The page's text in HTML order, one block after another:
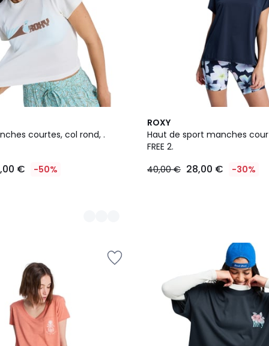
courtes, col rond, .
€ -50%
ROXY
Haut de sport manches
FREE 2.
40,00 € 28,00 € -30%
2
Couleurs